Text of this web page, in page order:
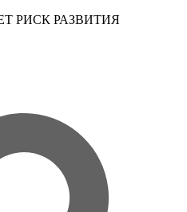
РИСК РАЗВИТИЯ